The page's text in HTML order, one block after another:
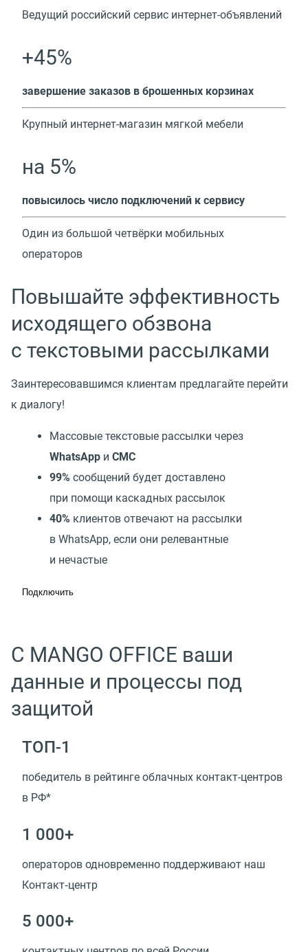
Ведущий российский сервис интернет-объявлений
+45%
завершение заказов в брошенных корзинах
Крупный интернет-магазин мягкой мебели
на 5%
повысилось число подключений к сервису
Один из большой четвёрки мобильных
операторов
Повышайте эффективность
исходящего обзвона
с текстовыми рассылками
Заинтересовавшимся клиентам предлагайте перейти
к диалогу!
Массовые текстовые рассылки через
WhatsApp и СМС
99% сообщений будет доставлено
при помощи каскадных рассылок
40% клиентов отвечают на рассылки
в WhatsApp, если они релевантные
и нечастые
Подключить
С MANGO OFFICE ваши
данные и процессы под
защитой
ТОП-1
победитель в рейтинге облачных контакт-центров
в РФ*
1 000+
операторов одновременно поддерживают наш
Контакт‑центр
5 000+